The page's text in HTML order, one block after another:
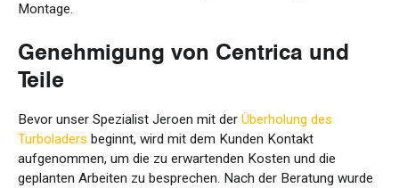
Montage.
Genehmigung von Centrica und
Teile
Bevor unser Spezialist Jeroen mit der Überholung des
Turboladers beginnt, wird mit dem Kunden Kontakt
aufgenommen, um die zu erwartenden Kosten und die
geplanten Arbeiten zu besprechen. Nach der Beratung wurde